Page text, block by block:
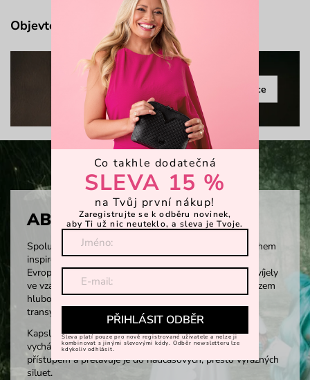
Objevte více
Celá kolekce
ABODI × VUCH LAB
Spolupráce ABODI × VUCH LAB je autentickým příběhem
inspirovaným kulturním dědictvím střední a východní
Evropy. Po staletí se zdejší tradice, zvyky a legendy vyvíjely
ve vzájemné symbióze. Tato kolekce je moderním odrazem
hluboce propojených českých, maďarských a
transylvánských narativů.
Kapslová kolekce propojuje vlnové motivy ABODI
vycházející z transylvánského dědictví se současným
přístupem a přetavuje je do nadčasových, přesto výrazných
siluet.
Co takhle dodatečná
SLEVA 15 %
na Tvůj první nákup!
Zaregistrujte se k odběru novinek,
aby Ti už nic neuteklo, a sleva je Tvoje.
PŘIHLÁSIT ODBĚR
Sleva platí pouze pro nově registrované uživatele a nelze ji
kombinovat s jinými slevovými kódy. Odběr newsletteru lze
kdykoliv odhlásit.